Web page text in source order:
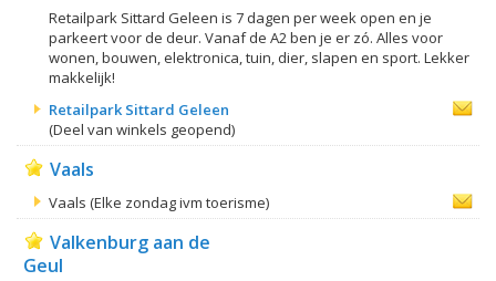
Retailpark Sittard Geleen is 7 dagen per week open en je
parkeert voor de deur. Vanaf de A2 ben je er zó. Alles voor
wonen, bouwen, elektronica, tuin, dier, slapen en sport. Lekker
makkelijk!
Retailpark Sittard Geleen
(Deel van winkels geopend)
Vaals
Vaals (Elke zondag ivm toerisme)
Valkenburg aan de
Geul